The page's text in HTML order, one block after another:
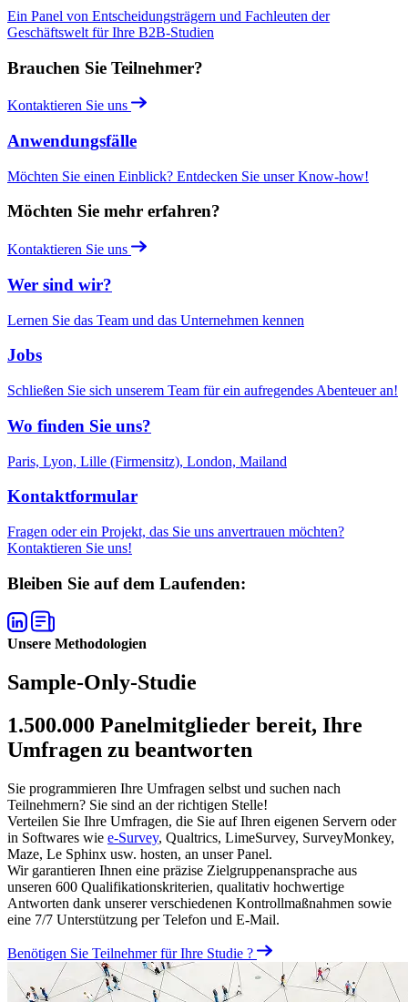
Ein Panel von Entscheidungsträgern und Fachleuten der
Geschäftswelt für Ihre B2B-Studien
Brauchen Sie Teilnehmer?
Kontaktieren Sie uns
Anwendungsfälle
Möchten Sie einen Einblick? Entdecken Sie unser Know-how!
Möchten Sie mehr erfahren?
Kontaktieren Sie uns
Wer sind wir?
Lernen Sie das Team und das Unternehmen kennen
Jobs
Schließen Sie sich unserem Team für ein aufregendes Abenteuer an!
Wo finden Sie uns?
Paris, Lyon, Lille (Firmensitz), London, Mailand
Kontaktformular
Fragen oder ein Projekt, das Sie uns anvertrauen möchten?
Kontaktieren Sie uns!
Bleiben Sie auf dem Laufenden:
Unsere Methodologien
Sample-Only-Studie
1.500.000 Panelmitglieder bereit, Ihre
Umfragen zu beantworten
Sie programmieren Ihre Umfragen selbst und suchen nach
Teilnehmern? Sie sind an der richtigen Stelle!
Verteilen Sie Ihre Umfragen, die Sie auf Ihren eigenen Servern oder
in Softwares wie e-Survey, Qualtrics, LimeSurvey, SurveyMonkey,
Maze, Le Sphinx usw. hosten, an unser Panel.
Wir garantieren Ihnen eine präzise Zielgruppenansprache aus
unseren 600 Qualifikationskriterien, qualitativ hochwertige
Antworten dank unserer verschiedenen Kontrollmaßnahmen sowie
eine 7/7 Unterstützung per Telefon und E-Mail.
Benötigen Sie Teilnehmer für Ihre Studie ?